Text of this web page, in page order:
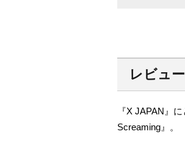
レビュー
『X JAPAN』
Screaming』。